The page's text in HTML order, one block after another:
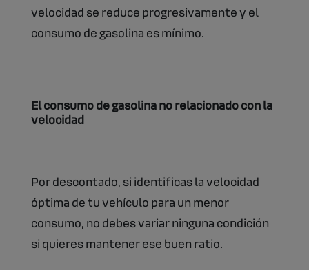
velocidad se reduce progresivamente y el
consumo de gasolina es mínimo.
El consumo de gasolina no relacionado con la
velocidad
Por descontado, si identificas la velocidad
óptima de tu vehículo para un menor
consumo, no debes variar ninguna condición
si quieres mantener ese buen ratio.